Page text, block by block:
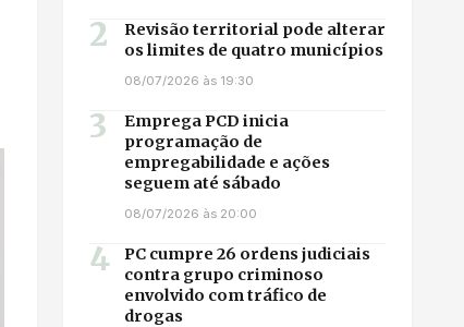
2
Revisão territorial pode alterar
os limites de quatro municípios
08/07/2026 às 19:30
3
Emprega PCD inicia
programação de
empregabilidade e ações
seguem até sábado
08/07/2026 às 20:00
4
PC cumpre 26 ordens judiciais
contra grupo criminoso
envolvido com tráfico de
drogas